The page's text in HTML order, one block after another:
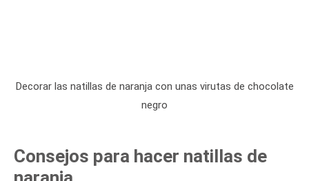
Decorar las natillas de naranja con unas virutas de chocolate
negro
Consejos para hacer natillas de